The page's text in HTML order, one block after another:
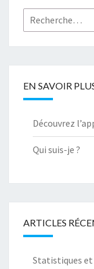
Rechercher :
EN SAVOIR
Découvrez
Qui suis-je ?
ARTICLES
Statistiques et